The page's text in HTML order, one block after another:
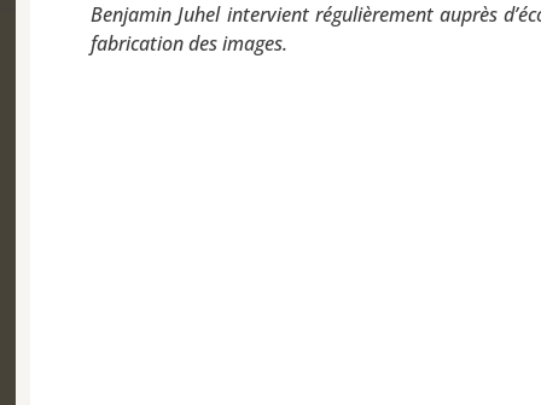
Benjamin Juhel intervient régulièrement auprès
fabrication des images.